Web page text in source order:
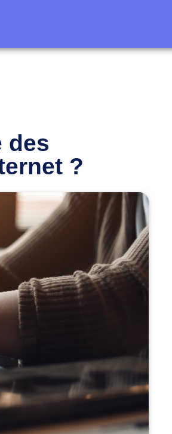
des
?